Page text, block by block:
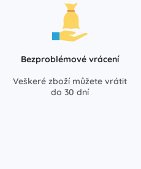
Bezproblémové vrácení
Veškeré zboží můžete vrátit
do 30 dní